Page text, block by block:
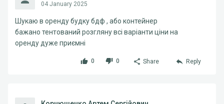
04 January 2025
Шукаю в оренду будку бдф , або контейнер
бажано тентований розгляну всі варіанти ціни на
оренду дуже приємні
0 0 Share Reply